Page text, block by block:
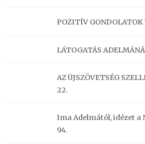
POZITÍV GONDOLATOK
LÁTOGATÁS
AZ ÚJSZÖVETSÉG
22.
Ima Adelmától, idézet a
94.